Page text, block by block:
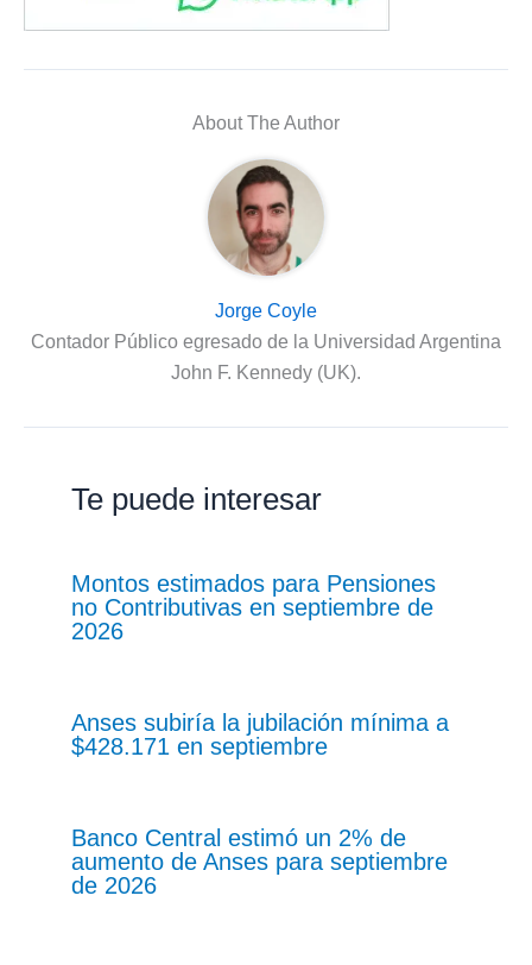
About The Author
Jorge Coyle
Contador Público egresado de la Universidad Argentina
John F. Kennedy (UK).
Te puede interesar
Montos estimados para Pensiones
no Contributivas en septiembre de
2026
Anses subiría la jubilación mínima a
$428.171 en septiembre
Banco Central estimó un 2% de
aumento de Anses para septiembre
de 2026